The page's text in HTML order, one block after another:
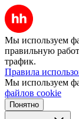
Мы используем
правильную
трафик.
Правила
Мы используем
файлов cookie
Понятно